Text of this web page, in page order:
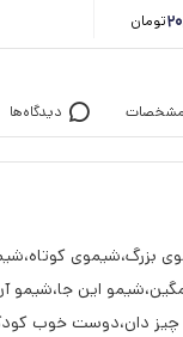
تومان
مشخصات دیدگاه‌ها
بزرگ،شیموی
این جا،شیمو
چیز دان،دوست خوب